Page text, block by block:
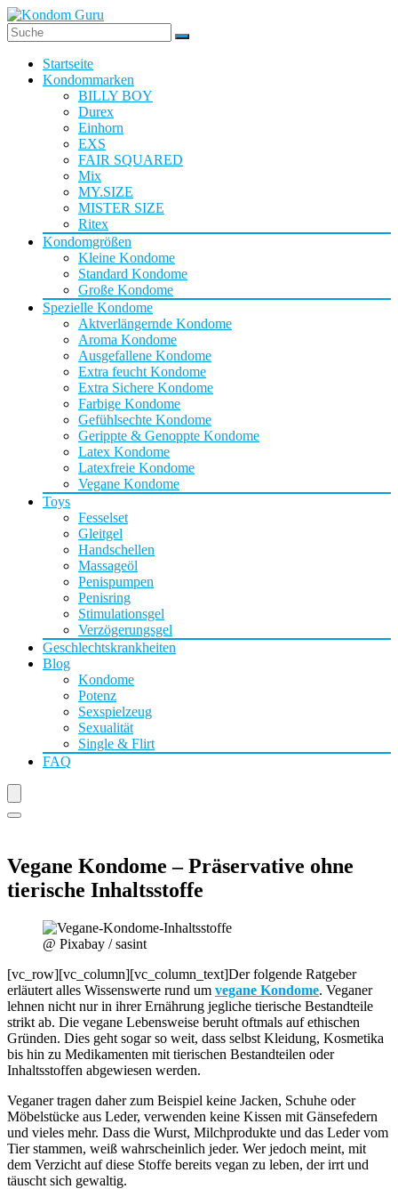
Startseite
Kondommarken
BILLY BOY
Durex
Einhorn
EXS
FAIR SQUARED
Mix
MY.SIZE
MISTER SIZE
Ritex
Kondomgrößen
Kleine Kondome
Standard Kondome
Große Kondome
Spezielle Kondome
Aktverlängernde Kondome
Aroma Kondome
Ausgefallene Kondome
Extra feucht Kondome
Extra Sichere Kondome
Farbige Kondome
Gefühlsechte Kondome
Gerippte & Genoppte Kondome
Latex Kondome
Latexfreie Kondome
Vegane Kondome
Toys
Fesselset
Gleitgel
Handschellen
Massageöl
Penispumpen
Penisring
Stimulationsgel
Verzögerungsgel
Geschlechtskrankheiten
Blog
Kondome
Potenz
Sexspielzeug
Sexualität
Single & Flirt
FAQ
Vegane Kondome – Präservative ohne
tierische Inhaltsstoffe
@ Pixabay / sasint
[vc_row][vc_column][vc_column_text]Der folgende Ratgeber
erläutert alles Wissenswerte rund um vegane Kondome. Veganer
lehnen nicht nur in ihrer Ernährung jegliche tierische Bestandteile
strikt ab. Die vegane Lebensweise beruht oftmals auf ethischen
Gründen. Dies geht sogar so weit, dass selbst Kleidung, Kosmetika
bis hin zu Medikamenten mit tierischen Bestandteilen oder
Inhaltsstoffen abgewiesen werden.
Veganer tragen daher zum Beispiel keine Jacken, Schuhe oder
Möbelstücke aus Leder, verwenden keine Kissen mit Gänsefedern
und vieles mehr. Dass die Wurst, Milchprodukte und das Leder vom
Tier stammen, weiß wahrscheinlich jeder. Wer jedoch meint, mit
dem Verzicht auf diese Stoffe bereits vegan zu leben, der irrt und
täuscht sich gewaltig.